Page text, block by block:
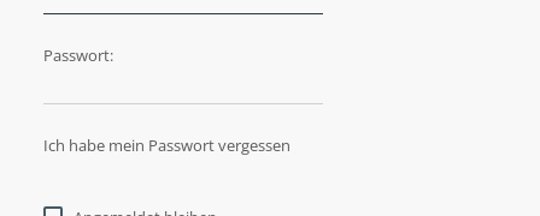
Passwort:
Ich habe mein Passwort vergessen